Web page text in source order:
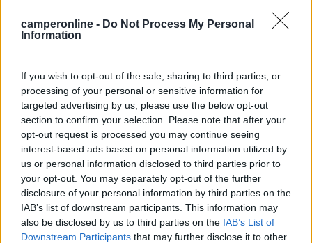
camperonline - Do Not Process My Personal
Information
If you wish to opt-out of the sale, sharing to third parties, or
processing of your personal or sensitive information for
targeted advertising by us, please use the below opt-out
section to confirm your selection. Please note that after your
opt-out request is processed you may continue seeing
interest-based ads based on personal information utilized by
us or personal information disclosed to third parties prior to
your opt-out. You may separately opt-out of the further
disclosure of your personal information by third parties on the
IAB’s list of downstream participants. This information may
also be disclosed by us to third parties on the IAB’s List of
Downstream Participants that may further disclose it to other
Campeggio
Alpen Caravan Park Achense
6 1
Servizi / Posizione